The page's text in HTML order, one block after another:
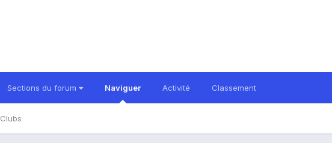
Sections du forum Naviguer
Clubs
Activité Classement